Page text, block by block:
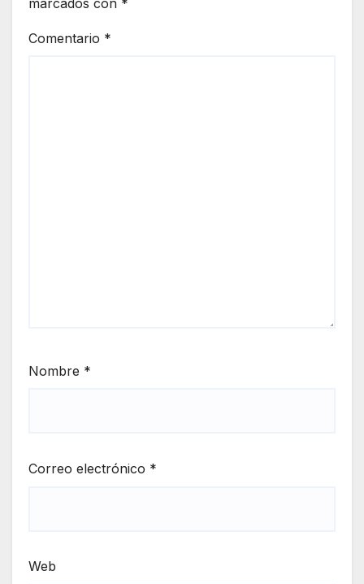
marcados con *
Comentario *
Nombre *
Correo electrónico *
Web